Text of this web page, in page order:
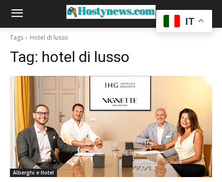
Tags Hotel di lusso
Tag: hotel di lusso
Alberghi e Hotel
IT